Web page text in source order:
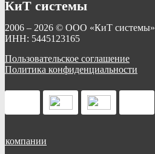
КиТ системы
2006 – 2026 © ООО «КиТ системы»
ИНН: 5445123165
Пользовательское соглашение
Политика конфиденциальности
компании